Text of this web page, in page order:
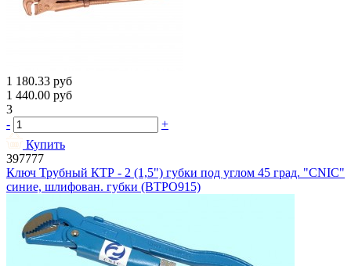
1 180.33 руб
1 440.00 руб
3
-
+
Купить
397777
Ключ Трубный КТР - 2 (1,5") губки под углом 45 град. "CNIC"
синие, шлифован. губки (BTPO915)